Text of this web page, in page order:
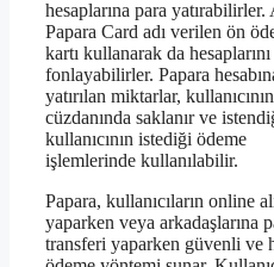
hesaplarına para yatırabilirler.
Papara Card adı verilen ön
kartı kullanarak da hesaplarını
fonlayabilirler. Papara
yatırılan miktarlar,
cüzdanında saklanır ve
kullanıcının istediği ödeme
işlemlerinde kullanılabilir.
Papara, kullanıcıların online
yaparken veya arkadaşlarına
transferi yaparken güvenli ve